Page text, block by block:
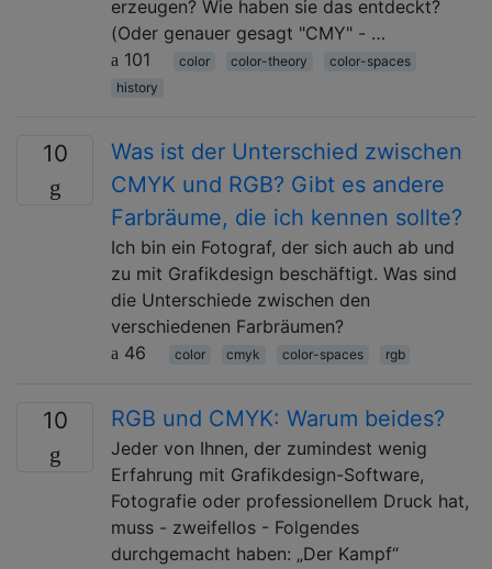
erzeugen? Wie haben sie das entdeckt?
(Oder genauer gesagt "CMY" - …
101
color color-theory
color-spaces
history
10
Was ist der Unterschied zwischen
CMYK und RGB? Gibt es andere
Farbräume, die ich kennen sollte?
Ich bin ein Fotograf, der sich auch ab und
zu mit Grafikdesign beschäftigt. Was sind
die Unterschiede zwischen den
verschiedenen Farbräumen?
46
color cmyk color-spaces rgb
10 RGB und CMYK: Warum beides?
Jeder von Ihnen, der zumindest wenig
Erfahrung mit Grafikdesign-Software,
Fotografie oder professionellem Druck hat,
muss - zweifellos - Folgendes
durchgemacht haben: „Der Kampf“